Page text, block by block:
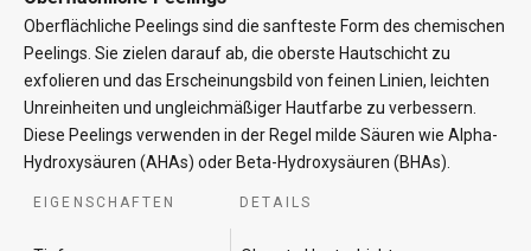
Oberflächliche Peelings sind die sanfteste Form des chemischen
Peelings. Sie zielen darauf ab, die oberste Hautschicht zu
exfolieren und das Erscheinungsbild von feinen Linien, leichten
Unreinheiten und ungleichmäßiger Hautfarbe zu verbessern.
Diese Peelings verwenden in der Regel milde Säuren wie Alpha-
Hydroxysäuren (AHAs) oder Beta-Hydroxysäuren (BHAs).
EIGENSCHAFTEN DETAILS